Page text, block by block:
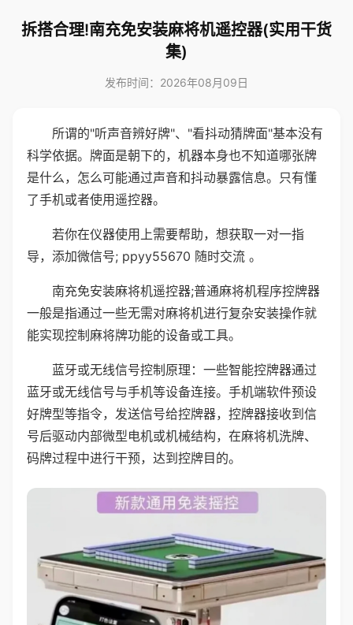
拆搭合理!南充免安装麻将机遥控器(实用干货
集)
发布时间：2026年08月09日
所谓的"听声音辨好牌"、"看抖动猜牌面"基本没有
科学依据。牌面是朝下的，机器本身也不知道哪张牌
是什么，怎么可能通过声音和抖动暴露信息。只有懂
了手机或者使用遥控器。
若你在仪器使用上需要帮助，想获取一对一指
导，添加微信号; ppyy55670 随时交流 。
南充免安装麻将机遥控器;普通麻将机程序控牌器
一般是指通过一些无需对麻将机进行复杂安装操作就
能实现控制麻将牌功能的设备或工具。
蓝牙或无线信号控制原理：一些智能控牌器通过
蓝牙或无线信号与手机等设备连接。手机端软件预设
好牌型等指令，发送信号给控牌器，控牌器接收到信
号后驱动内部微型电机或机械结构，在麻将机洗牌、
码牌过程中进行干预，达到控牌目的。